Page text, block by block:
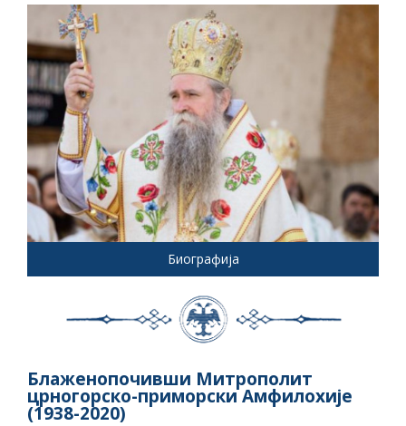
Биографија
Блаженопочивши Митрополит
црногорско-приморски Амфилохије
(1938-2020)